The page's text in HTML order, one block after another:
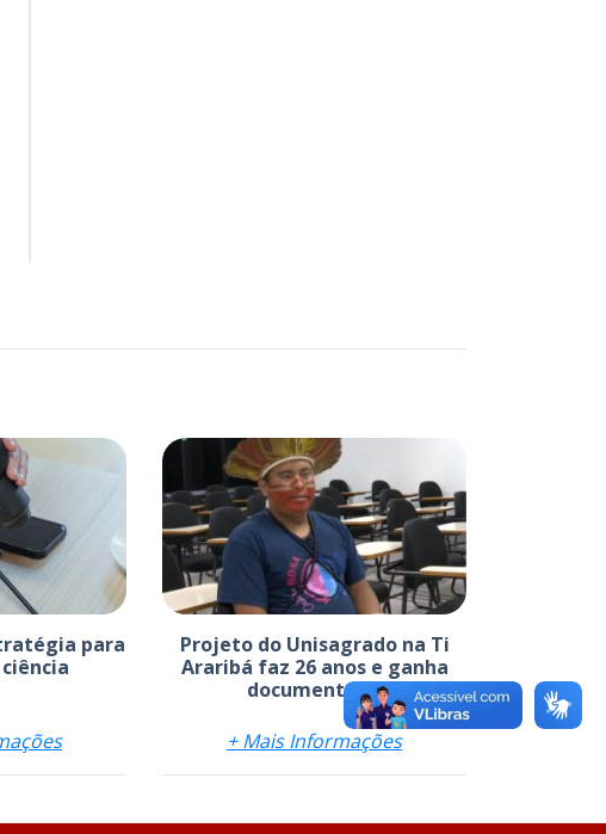
para
Projeto do Unisagrado na Ti
Araribá faz 26 anos e ganha
documentário
+ Mais Informações